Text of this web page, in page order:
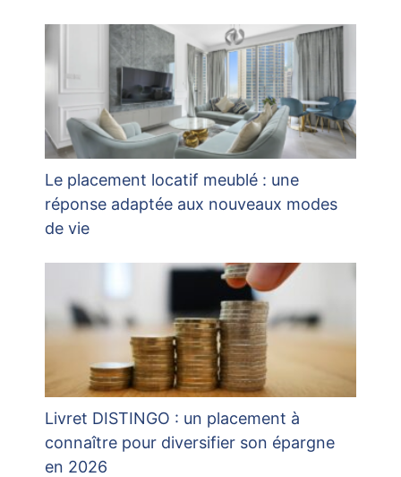
Le placement locatif meublé : une
réponse adaptée aux nouveaux modes
de vie
Livret DISTINGO : un placement à
connaître pour diversifier son épargne
en 2026